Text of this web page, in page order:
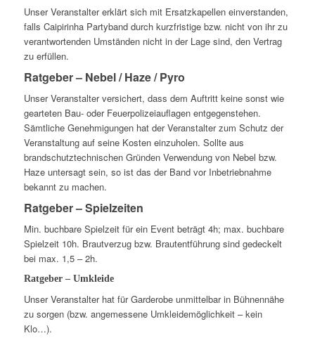
Unser Veranstalter erklärt sich mit Ersatzkapellen einverstanden,
falls Caipirinha Partyband durch kurzfristige bzw. nicht von ihr zu
verantwortenden Umständen nicht in der Lage sind, den Vertrag
zu erfüllen.
Ratgeber – Nebel / Haze / Pyro
Unser Veranstalter versichert, dass dem Auftritt keine sonst wie
gearteten Bau- oder Feuerpolizeiauflagen entgegenstehen.
Sämtliche Genehmigungen hat der Veranstalter zum Schutz der
Veranstaltung auf seine Kosten einzuholen. Sollte aus
brandschutztechnischen Gründen Verwendung von Nebel bzw.
Haze untersagt sein, so ist das der Band vor Inbetriebnahme
bekannt zu machen.
Ratgeber – Spielzeiten
Min. buchbare Spielzeit für ein Event beträgt 4h; max. buchbare
Spielzeit 10h. Brautverzug bzw. Brautentführung sind gedeckelt
bei max. 1,5 – 2h.
Ratgeber – Umkleide
Unser Veranstalter hat für Garderobe unmittelbar in Bühnennähe
zu sorgen (bzw. angemessene Umkleidemöglichkeit – kein
Klo…).